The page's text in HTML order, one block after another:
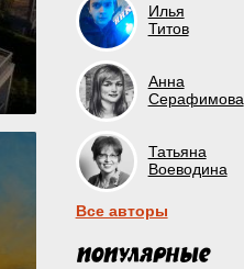
Илья
Титов
Анна
Серафимова
Татьяна
Воеводина
Все авторы